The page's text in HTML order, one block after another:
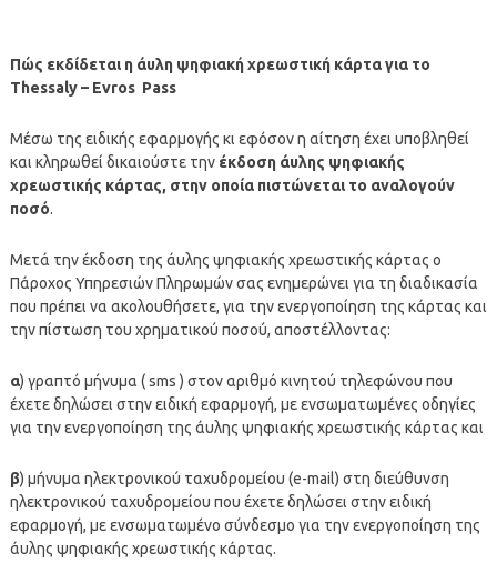
Πώς εκδίδεται η άυλη ψηφιακή χρεωστική κάρτα για το
Thessaly–Evros Pass
Μέσω της ειδικής εφαρμογής κι εφόσον η αίτηση έχει υποβληθεί
και κληρωθεί δικαιούστε την έκδοση άυλης ψηφιακής
χρεωστικής κάρτας, στην οποία πιστώνεται το αναλογούν
ποσό.
Μετά την έκδοση της άυλης ψηφιακής χρεωστικής κάρτας ο
Πάροχος Υπηρεσιών Πληρωμών σας ενημερώνει για τη διαδικασία
που πρέπει να ακολουθήσετε, για την ενεργοποίηση της κάρτας και
την πίστωση του χρηματικού ποσού, αποστέλλοντας:
α) γραπτό μήνυμα ( sms ) στον αριθμό κινητού τηλεφώνου που
έχετε δηλώσει στην ειδική εφαρμογή, με ενσωματωμένες οδηγίες
για την ενεργοποίηση της άυλης ψηφιακής χρεωστικής κάρτας και
β) μήνυμα ηλεκτρονικού ταχυδρομείου (e-mail) στη διεύθυνση
ηλεκτρονικού ταχυδρομείου που έχετε δηλώσει στην ειδική
εφαρμογή, με ενσωματωμένο σύνδεσμο για την ενεργοποίηση της
άυλης ψηφιακής χρεωστικής κάρτας.